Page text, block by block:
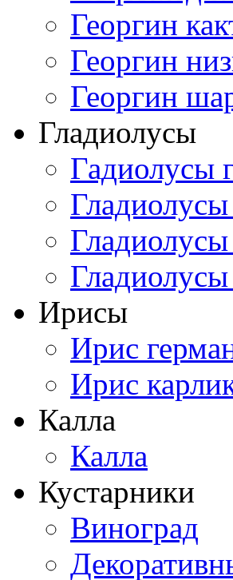
Георгин
Георгин
Георгин
Гладиолусы
Гадиолусы
Ирисы
Ирис
Ирис
Калла
Калла
Кустарники
Виноград